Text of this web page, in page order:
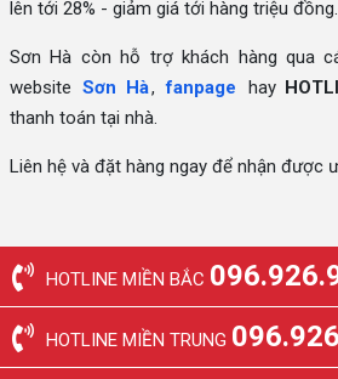
lên tới 28% - giảm giá tới hàng triệu đồng.
Sơn Hà còn hỗ trợ khách hàng qua
website Sơn Hà, fanpage hay
thanh toán tại nhà.
Liên hệ và đặt hàng ngay để nhận được
HOTLINE MIỀN BẮC
HOTLINE MIỀN TRUNG